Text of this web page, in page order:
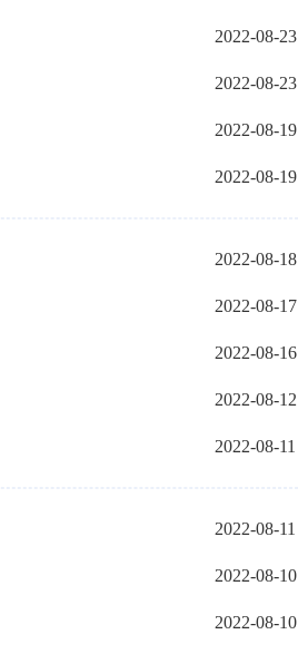
2022-08-23
2022-08-23
2022-08-19
2022-08-19
2022-08-18
2022-08-17
2022-08-16
2022-08-12
2022-08-11
2022-08-11
2022-08-10
2022-08-10